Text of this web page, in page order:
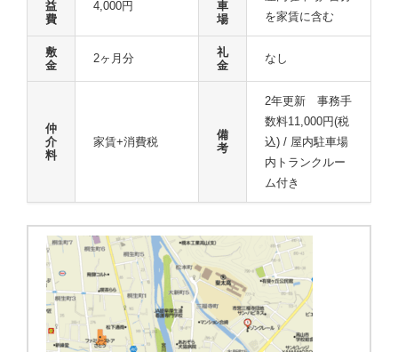
益
費
4,000円
車
場
を家賃に含む
敷
金
2ヶ月分
礼
金
なし
仲
介
料
家賃+消費税
備
考
2年更新 事務手
数料11,000円(税
込) / 屋内駐車場
内トランクルー
ム付き